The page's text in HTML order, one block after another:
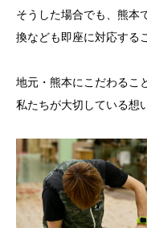
そうした場合でも、熊本
換なども即座に対応する
地元・熊本にこだわるこ
私たちが大切している想